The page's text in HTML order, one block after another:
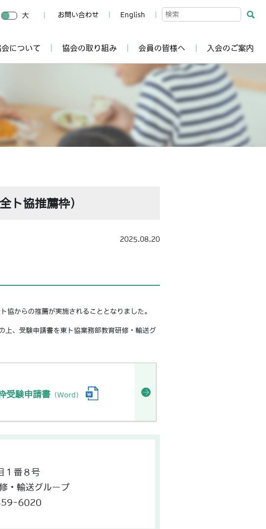
お問い合わせ English
大
について 協会の取り組み 会員の皆様へ 入会のご案内
ト協推薦枠）
2025.08.20
からの推薦が実施されることとなりました。
上、受験申請書を東ト協業務部教育研修・輸送グ
受験申請書 （Word）
番８号
・輸送グループ
6020